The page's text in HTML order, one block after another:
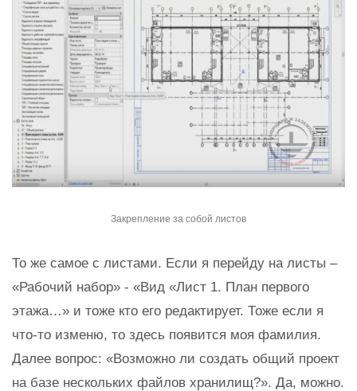
Закрепление за собой листов
То же самое с листами. Если я перейду на листы –
«Рабочий набор» - «Вид «Лист 1. План первого
этажа…» и тоже кто его редактирует. Тоже если я
что-то изменю, то здесь появится моя фамилия.
Далее вопрос: «Возможно ли создать общий проект
на базе нескольких файлов хранилищ?». Да, можно.